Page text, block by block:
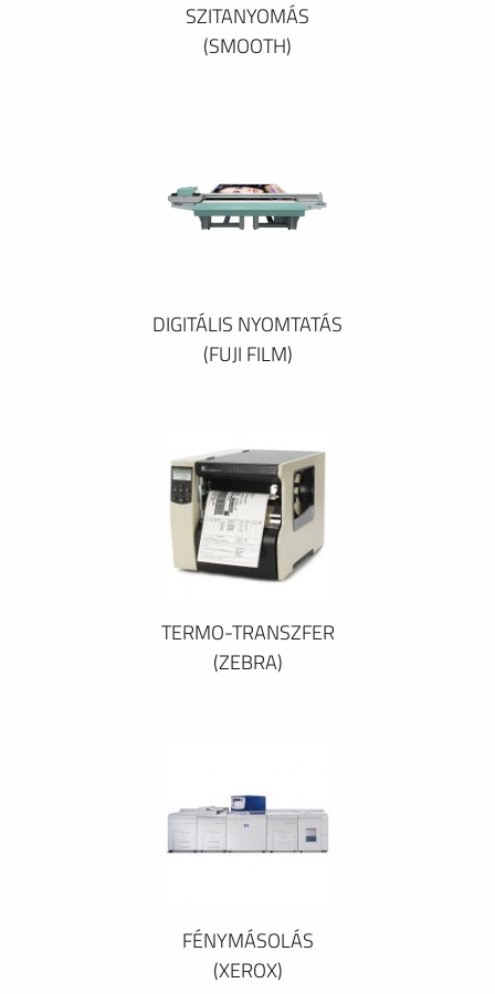
SZITANYOMÁS
(SMOOTH)
DIGITÁLIS NYOMTATÁS
(FUJI FILM)
TERMO-TRANSZFER
(ZEBRA)
FÉNYMÁSOLÁS
(XEROX)